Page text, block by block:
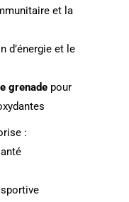
et la
d’énergie et le
grenade pour
: